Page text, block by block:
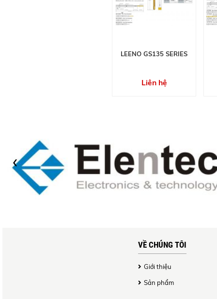
LEENO GS135 SERIES
Liên hệ
‹
VỀ CHÚNG TÔI
Giới thiệu
Sản phẩm